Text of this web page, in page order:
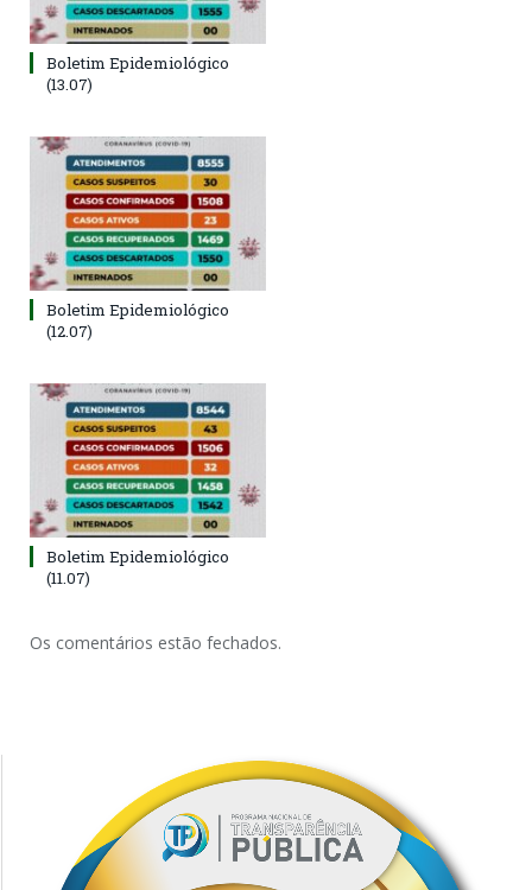
Boletim Epidemiológico
(13.07)
Boletim Epidemiológico
(12.07)
Boletim Epidemiológico
(11.07)
Os comentários estão fechados.